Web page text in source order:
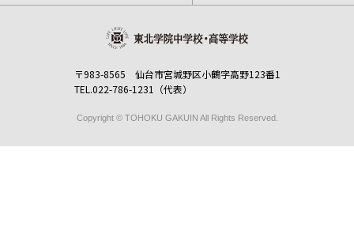
〒983-8565 仙台市宮城野区小鶴字高野123番1
TEL.022-786-1231（代表）
Copyright © TOHOKU GAKUIN All Rights Reserved.